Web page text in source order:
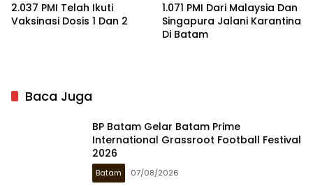
2.037 PMI Telah Ikuti
Vaksinasi Dosis 1 Dan 2
1.071 PMI Dari Malaysia Dan
Singapura Jalani Karantina
Di Batam
Baca Juga
BP Batam Gelar Batam Prime
International Grassroot Football Festival
2026
Batam 07/08/2026